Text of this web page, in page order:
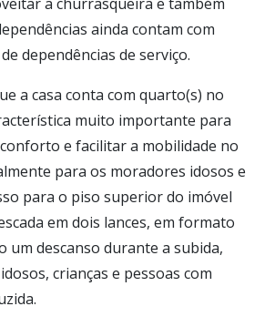
ainda contam com
dependências de serviço.
a casa conta com quarto(s) no
muito importante para
e facilitar a mobilidade no
para os moradores idosos e
para o piso superior do imóvel
em dois lances, em formato
um descanso durante a subida,
crianças e pessoas com